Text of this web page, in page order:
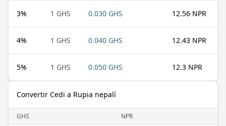
3% 1 GHS 0.030 GHS 12.56 NPR
4% 1 GHS 0.040 GHS 12.43 NPR
5% 1 GHS 0.050 GHS 12.3 NPR
Convertir Cedi a Rupia nepalí
GHS NPR